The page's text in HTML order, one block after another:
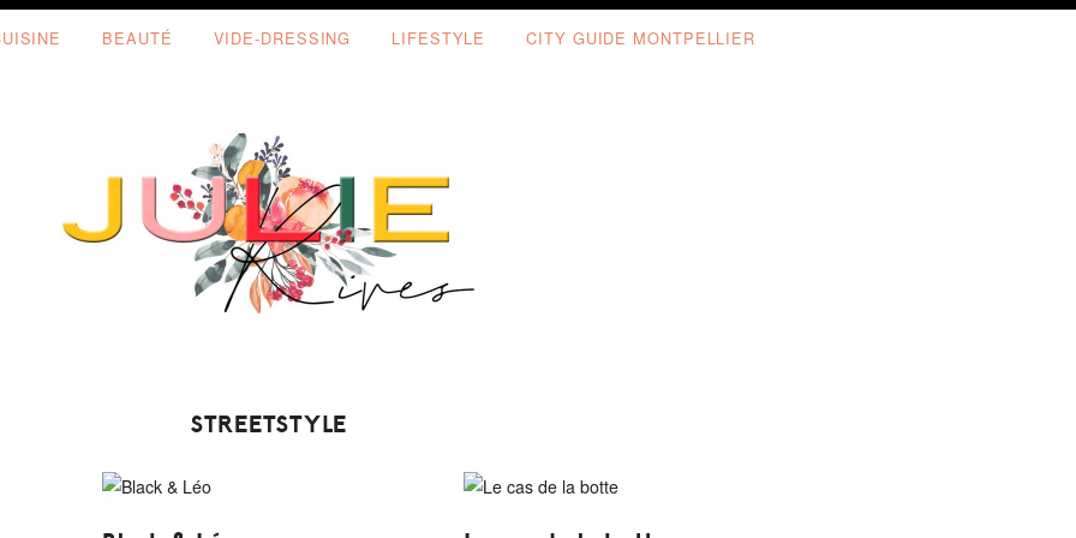
BEAUTÉ VIDE-DRESSING LIFESTYLE CITY GUIDE MONTPELLIER
STREETSTYLE